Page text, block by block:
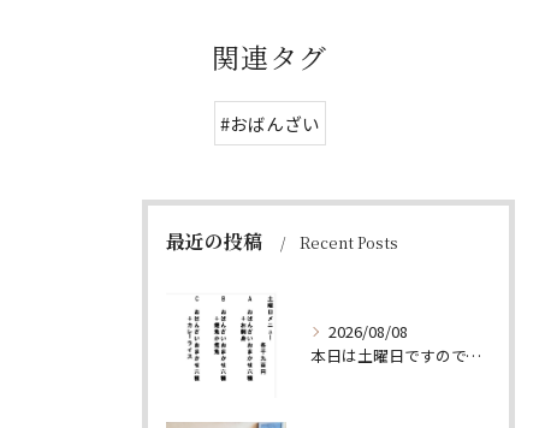
関連タグ
#おばんざい
最近の投稿 Recent Posts
2026/08/08
本日は土曜日ですので、たくさん食べていってちょーよ‼️